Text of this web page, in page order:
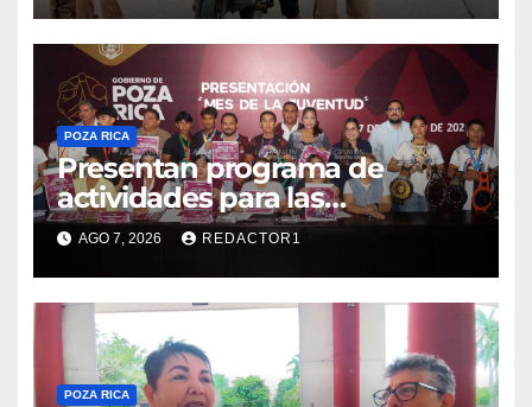
POZA RICA
Presentan programa de
actividades para las
juventudes
AGO 7, 2026 REDACTOR1
POZA RICA